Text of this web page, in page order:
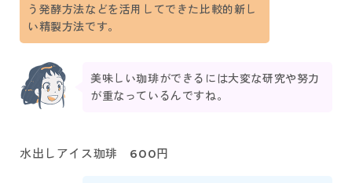
う発酵方法などを活用してできた比較的新し
い精製方法です。
美味しい珈琲ができるには大変な研究や努力
が重なっているんですね。
水出しアイス珈琲 600円